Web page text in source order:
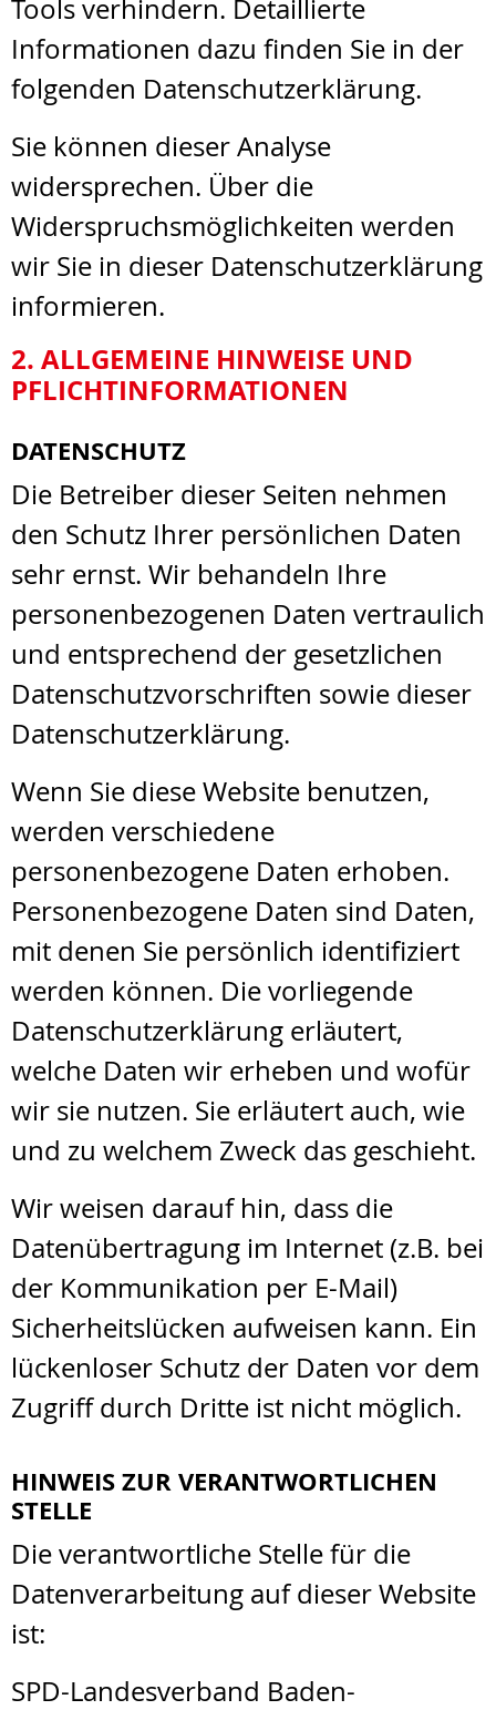
Tools verhindern. Detaillierte
Informationen dazu finden Sie in der
folgenden Datenschutzerklärung.
Sie können dieser Analyse
widersprechen. Über die
Widerspruchsmöglichkeiten werden
wir Sie in dieser Datenschutzerklärung
informieren.
2. ALLGEMEINE HINWEISE UND
PFLICHTINFORMATIONEN
DATENSCHUTZ
Die Betreiber dieser Seiten nehmen
den Schutz Ihrer persönlichen Daten
sehr ernst. Wir behandeln Ihre
personenbezogenen Daten vertraulich
und entsprechend der gesetzlichen
Datenschutzvorschriften sowie dieser
Datenschutzerklärung.
Wenn Sie diese Website benutzen,
werden verschiedene
personenbezogene Daten erhoben.
Personenbezogene Daten sind Daten,
mit denen Sie persönlich identifiziert
werden können. Die vorliegende
Datenschutzerklärung erläutert,
welche Daten wir erheben und wofür
wir sie nutzen. Sie erläutert auch, wie
und zu welchem Zweck das geschieht.
Wir weisen darauf hin, dass die
Datenübertragung im Internet (z.B. bei
der Kommunikation per E-Mail)
Sicherheitslücken aufweisen kann. Ein
lückenloser Schutz der Daten vor dem
Zugriff durch Dritte ist nicht möglich.
HINWEIS ZUR VERANTWORTLICHEN
STELLE
Die verantwortliche Stelle für die
Datenverarbeitung auf dieser Website
ist:
SPD-Landesverband Baden-